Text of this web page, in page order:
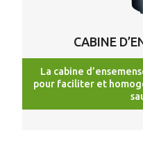
CABINE
La cabine
pour faciliter et